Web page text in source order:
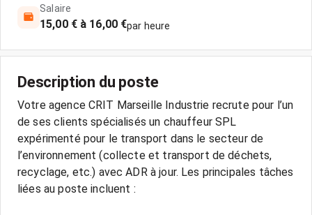
Salaire
15,00 € à 16,00 €par heure
Description du poste
Votre agence CRIT Marseille Industrie recrute pour l’un
de ses clients spécialisés un chauffeur SPL
expérimenté pour le transport dans le secteur de
l’environnement (collecte et transport de déchets,
recyclage, etc.) avec ADR à jour. Les principales tâches
liées au poste incluent :